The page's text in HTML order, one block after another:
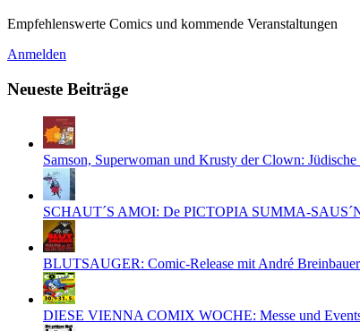
Empfehlenswerte Comics und kommende Veranstaltungen
Anmelden
Neueste Beiträge
Samson, Superwoman und Krusty der Clown:
SCHAUT´S AMOI: De PICTOPIA SUMMA-
BLUTSAUGER: Comic-Release mit André Breinbauer
DIESE VIENNA COMIX WOCHE: Messe und